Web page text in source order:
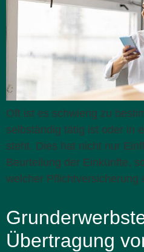
Oft ist es schwierig zu
selbständig tätig ist oder in
steht. Dies hat nicht nur
Beurteilung der Einkünfte,
welcher Pflichtversicherung
Übertragung